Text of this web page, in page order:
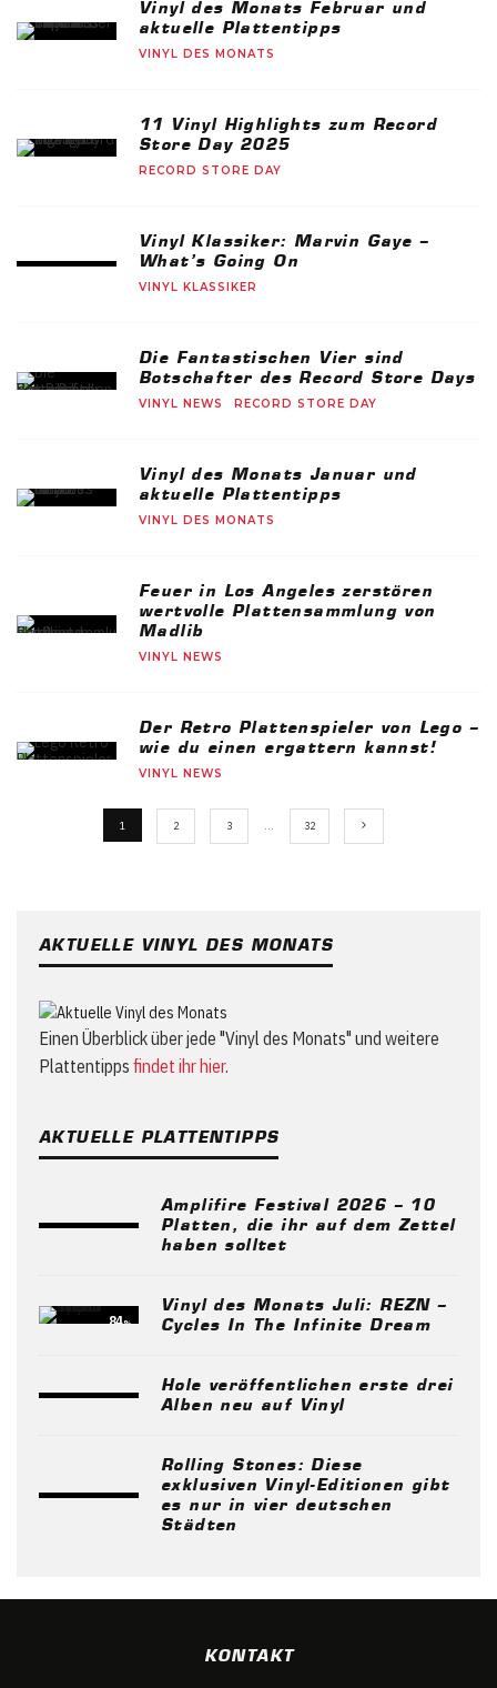
Vinyl des Monats Februar und
aktuelle Plattentipps
VINYL DES MONATS
11 Vinyl Highlights zum Record
Store Day 2025
RECORD STORE DAY
Vinyl Klassiker: Marvin Gaye –
What’s Going On
VINYL KLASSIKER
Die Fantastischen Vier sind
Botschafter des Record Store Days
VINYL NEWS RECORD STORE DAY
Vinyl des Monats Januar und
aktuelle Plattentipps
VINYL DES MONATS
Feuer in Los Angeles zerstören
wertvolle Plattensammlung von
Madlib
VINYL NEWS
Der Retro Plattenspieler von Lego –
wie du einen ergattern kannst!
VINYL NEWS
1 2 3 … 32
AKTUELLE VINYL DES MONATS
Einen Überblick über jede "Vinyl des Monats" und weitere
Plattentipps findet ihr hier.
AKTUELLE PLATTENTIPPS
Amplifire Festival 2026 – 10
Platten, die ihr auf dem Zettel
haben solltet
84%
Vinyl des Monats Juli: REZN –
Cycles In The Infinite Dream
Hole veröffentlichen erste drei
Alben neu auf Vinyl
Rolling Stones: Diese
exklusiven Vinyl-Editionen gibt
es nur in vier deutschen
Städten
KONTAKT